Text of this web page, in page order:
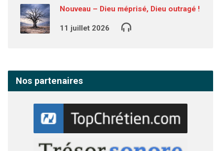
Nouveau – Dieu méprisé, Dieu outragé !
11 juillet 2026
Nos partenaires